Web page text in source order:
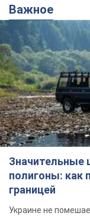
Важное
Значительные
полигоны: как
границей
Украине не